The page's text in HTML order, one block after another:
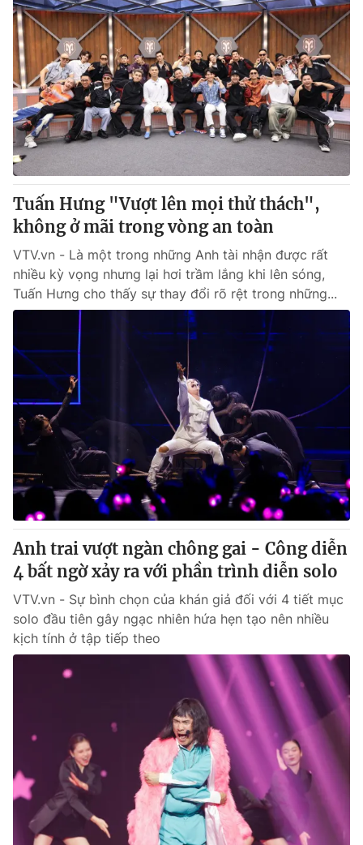
Tuấn Hưng "Vượt lên mọi thử thách",
không ở mãi trong vòng an toàn
VTV.vn - Là một trong những Anh tài nhận được rất
nhiều kỳ vọng nhưng lại hơi trầm lắng khi lên sóng,
Tuấn Hưng cho thấy sự thay đổi rõ rệt trong những...
Anh trai vượt ngàn chông gai - Công diễn
4 bất ngờ xảy ra với phần trình diễn solo
VTV.vn - Sự bình chọn của khán giả đối với 4 tiết mục
solo đầu tiên gây ngạc nhiên hứa hẹn tạo nên nhiều
kịch tính ở tập tiếp theo